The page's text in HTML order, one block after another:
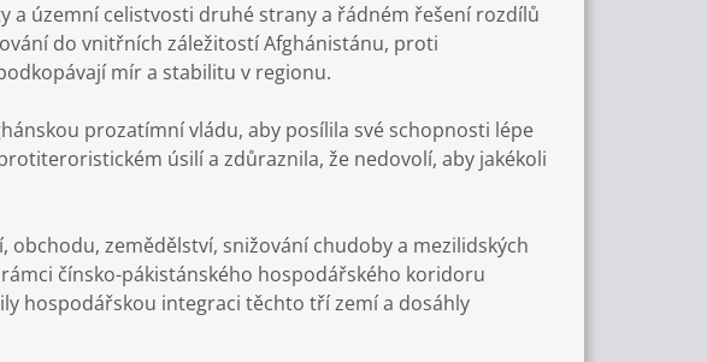
a územní celistvosti druhé strany a řádném řešení rozdílů
do vnitřních záležitostí Afghánistánu, proti
mír a stabilitu v regionu.
prozatímní vládu, aby posílila své schopnosti lépe
úsilí a zdůraznila, že nedovolí, aby jakékoli
zemědělství, snižování chudoby a mezilidských
čínsko-pákistánského hospodářského koridoru
hospodářskou integraci těchto tří zemí a dosáhly